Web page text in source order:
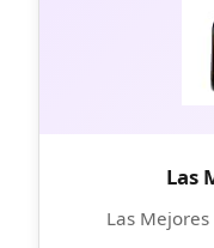
Las
Las